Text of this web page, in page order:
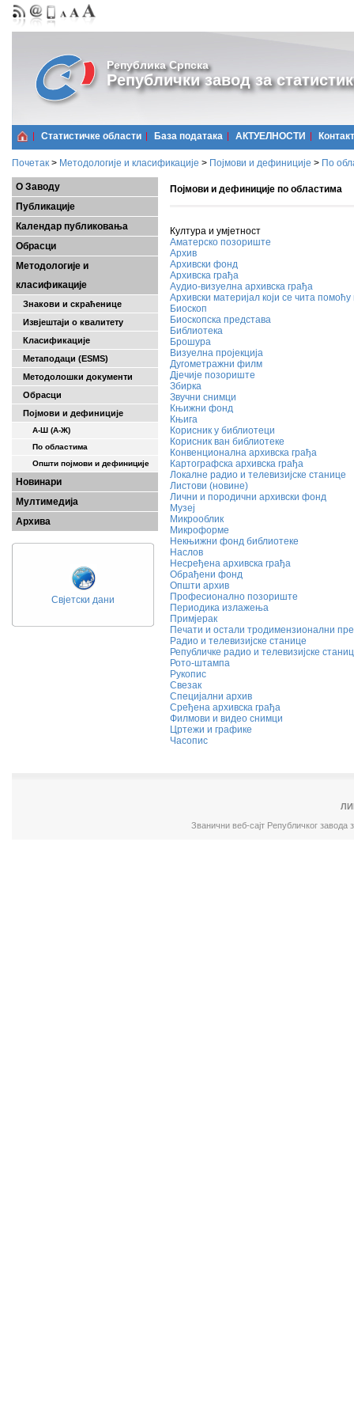
Република Српска
Републички завод за
Статистичке области Базa података АКТУЕЛНОСТИ Контакт
Почетак > Методологије и класификације > Појмови и дефиниције > По
О Заводу
Публикације
Календар публиковања
Обрасци
Методологије и
класификације
Знакови и скраћенице
Извјештаји о квалитету
Класификације
Метаподаци (ESMS)
Методолошки документи
Обрасци
Појмови и дефиниције
А-Ш (A-Ж)
По областима
Општи појмови и дефиниције
Новинари
Мултимедија
Архива
Свјетски дани
Појмови и дефиниције по областима
Култура и умјетност
Аматерско позориште
Архив
Архивски фонд
Архивска грађа
Аудио-визуелна архивска грађа
Архивски материјал који се чита
Биоскоп
Биоскопска представа
Библиотека
Брошура
Визуелна пројекција
Дугометражни филм
Дјечије позориште
Збирка
Звучни снимци
Књижни фонд
Књига
Корисник у библиотеци
Корисник ван библиотеке
Конвенционална архивска грађа
Картографска архивска грађа
Локалне радио и телевизијске станице
Листови (новине)
Лични и породични архивски фонд
Музеј
Микрооблик
Микроформе
Некњижни фонд библиотеке
Наслов
Несређена архивска грађа
Обрађени фонд
Општи архив
Професионално позориште
Периодика излажења
Примјерак
Печати и остали тродимензионални
Радио и телевизијске станице
Републичке радио и телевизијске
Рото-штампа
Рукопис
Свезак
Специјални архив
Сређена архивска грађа
Филмови и видео снимци
Цртежи и графике
Часопис
Званични веб-сајт Републичког